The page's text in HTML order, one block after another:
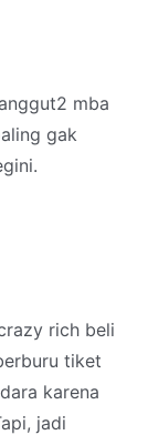
mba
gak
rich beli
tiket
karena
jadi